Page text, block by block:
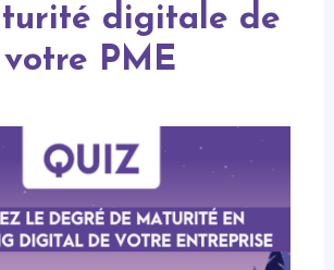
digitale de
votre PME